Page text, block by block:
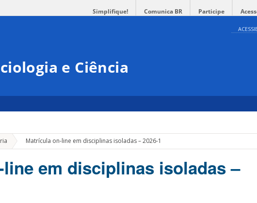
Simplifique! Comunica BR Participe
e Ciência
» Matrícula on-line em disciplinas isoladas – 2026-1
em disciplinas isoladas –